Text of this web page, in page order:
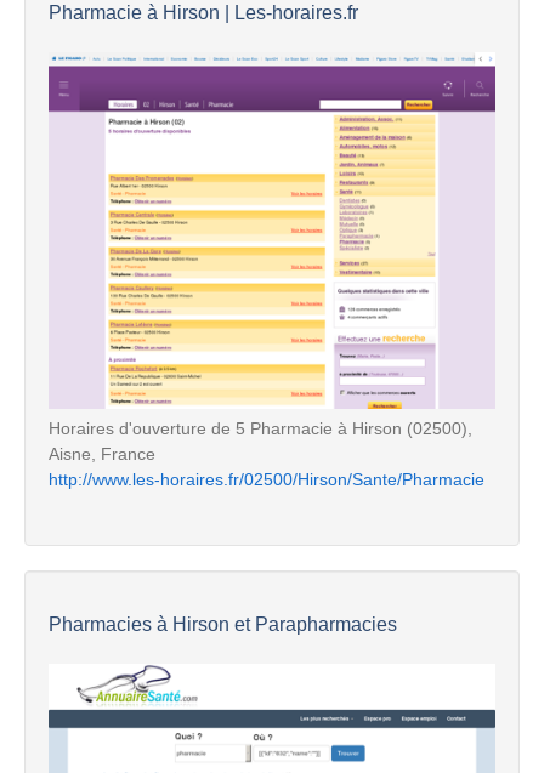
Pharmacie à Hirson | Les-horaires.fr
Horaires d'ouverture de 5 Pharmacie à Hirson (02500),
Aisne, France
http://www.les-horaires.fr/02500/Hirson/Sante/Pharmacie
Pharmacies à Hirson et Parapharmacies